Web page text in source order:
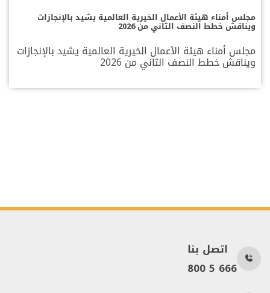
مجلس أمناء هيئة الأعمال الخيرية العالمية يشيد بالإنجازات
ويناقش خطط النصف الثاني من 2026
مجلس أمناء هيئة الأعمال الخيرية العالمية يشيد بالإنجازات
ويناقش خطط النصف الثاني من 2026
اتصل بنا
800 5 666